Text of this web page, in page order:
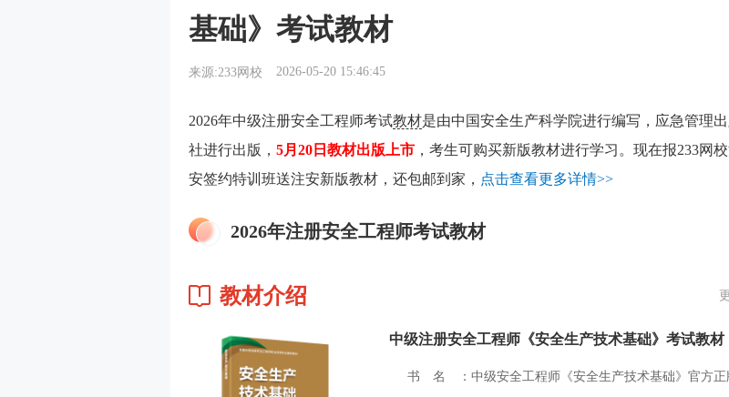
基础》考试教材
来源:233网校 2026-05-20 15:46:45
2026年中级注册安全工程师考试教材是由中国安全生产科学院进行编写，应急管理出
社进行出版， 5月20日教材出版上市 ，考生可购买新版教材进行学习。现在报233网
安签约特训班送注安新版教材，还包邮到家， 点击查看更多详情>>
2026年注册安全工程师考试教材
教材介绍
中级注册安全工程师《安全生产技术基础》考试教材
书名： 中级安全工程师《安全生产技术基础》官方正